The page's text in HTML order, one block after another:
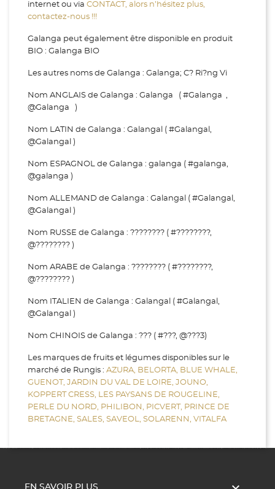
internet ou via CONTACT, alors n’hésitez plus,
contactez-nous !!!
Galanga peut également être disponible en produit
BIO : Galanga BIO
Les autres noms de Galanga : Galanga; C? Ri?ng Vi
Nom ANGLAIS de Galanga : Galanga ( #Galanga ,
@Galanga )
Nom LATIN de Galanga : Galangal ( #Galangal,
@Galangal )
Nom ESPAGNOL de Galanga : galanga ( #galanga,
@galanga )
Nom ALLEMAND de Galanga : Galangal ( #Galangal,
@Galangal )
Nom RUSSE de Galanga : ???????? ( #????????,
@???????? )
Nom ARABE de Galanga : ???????? ( #????????,
@???????? )
Nom ITALIEN de Galanga : Galangal ( #Galangal,
@Galangal )
Nom CHINOIS de Galanga : ??? ( #???, @???3)
Les marques de fruits et légumes disponibles sur le
marché de Rungis : AZURA, BELORTA, BLUE WHALE,
GUENOT, JARDIN DU VAL DE LOIRE, JOUNO,
KOPPERT CRESS, LES PAYSANS DE ROUGELINE,
PERLE DU NORD, PHILIBON, PICVERT, PRINCE DE
BRETAGNE, SALES, SAVEOL, SOLARENN, VITALFA
EN SAVOIR PLUS